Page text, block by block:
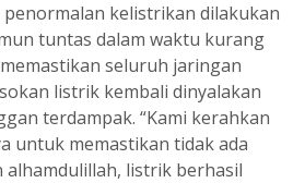
penormalan kelistrikan dilakukan
tuntas dalam waktu kurang
seluruh jaringan
listrik kembali dinyalakan
terdampak. “Kami kerahkan
untuk memastikan tidak ada
alhamdulillah, listrik berhasil